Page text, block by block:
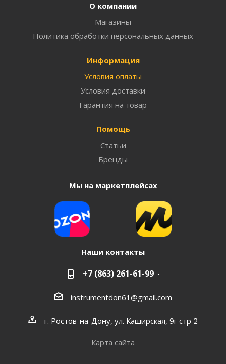
О компании
Магазины
Политика обработки персональных данных
Информация
Условия оплаты
Условия доставки
Гарантия на товар
Помощь
Статьи
Бренды
Мы на маркетплейсах
Наши контакты
+7 (863) 261-61-99
instrumentdon61@gmail.com
г. Ростов-на-Дону, ул. Каширская, 9г стр 2
Карта сайта